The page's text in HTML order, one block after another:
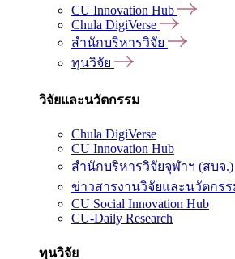
CU Innovation Hub
Chula DigiVerse
สำนักบริหารวิจัย
ทุนวิจัย
วิจัยและนวัตกรรม
Chula DigiVerse
CU Innovation Hub
สำนักบริหารวิจัยจุฬาฯ (สบจ.)
ข่าวสารงานวิจัยและนวัตกรร
CU Social Innovation Hub
CU-Daily Research
ทุนวิจัย